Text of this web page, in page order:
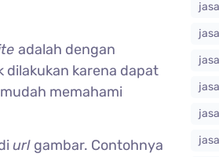
adalah dengan
dilakukan karena dapat
memahami
url gambar. Contohnya